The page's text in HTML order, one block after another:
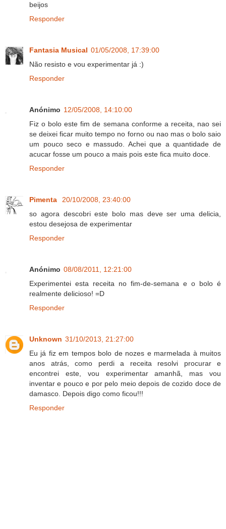
beijos
Responder
Fantasia Musical 01/05/2008, 17:39:00
Não resisto e vou experimentar já :)
Responder
Anónimo 12/05/2008, 14:10:00
Fiz o bolo este fim de semana conforme a receita, nao sei
se deixei ficar muito tempo no forno ou nao mas o bolo saio
um pouco seco e massudo. Achei que a quantidade de
acucar fosse um pouco a mais pois este fica muito doce.
Responder
Pimenta
20/10/2008, 23:40:00
so agora descobri este bolo mas deve ser uma delicia,
estou desejosa de experimentar
Responder
Anónimo 08/08/2011, 12:21:00
Experimentei esta receita no fim-de-semana e o bolo é
realmente delicioso! =D
Responder
Unknown 31/10/2013, 21:27:00
Eu já fiz em tempos bolo de nozes e marmelada à muitos
anos atrás, como perdi a receita resolvi procurar e
encontrei este, vou experimentar amanhã, mas vou
inventar e pouco e por pelo meio depois de cozido doce de
damasco. Depois digo como ficou!!!
Responder